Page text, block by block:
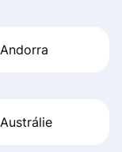
Recommend it!
Andorra
Austrálie